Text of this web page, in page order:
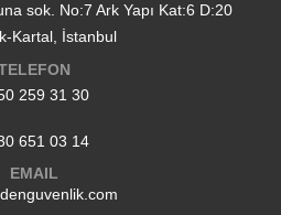
sok. No:7 Ark Yapı Kat:6 D:20
Kartal, İstanbul
259 31 30
651 03 14
EMAIL